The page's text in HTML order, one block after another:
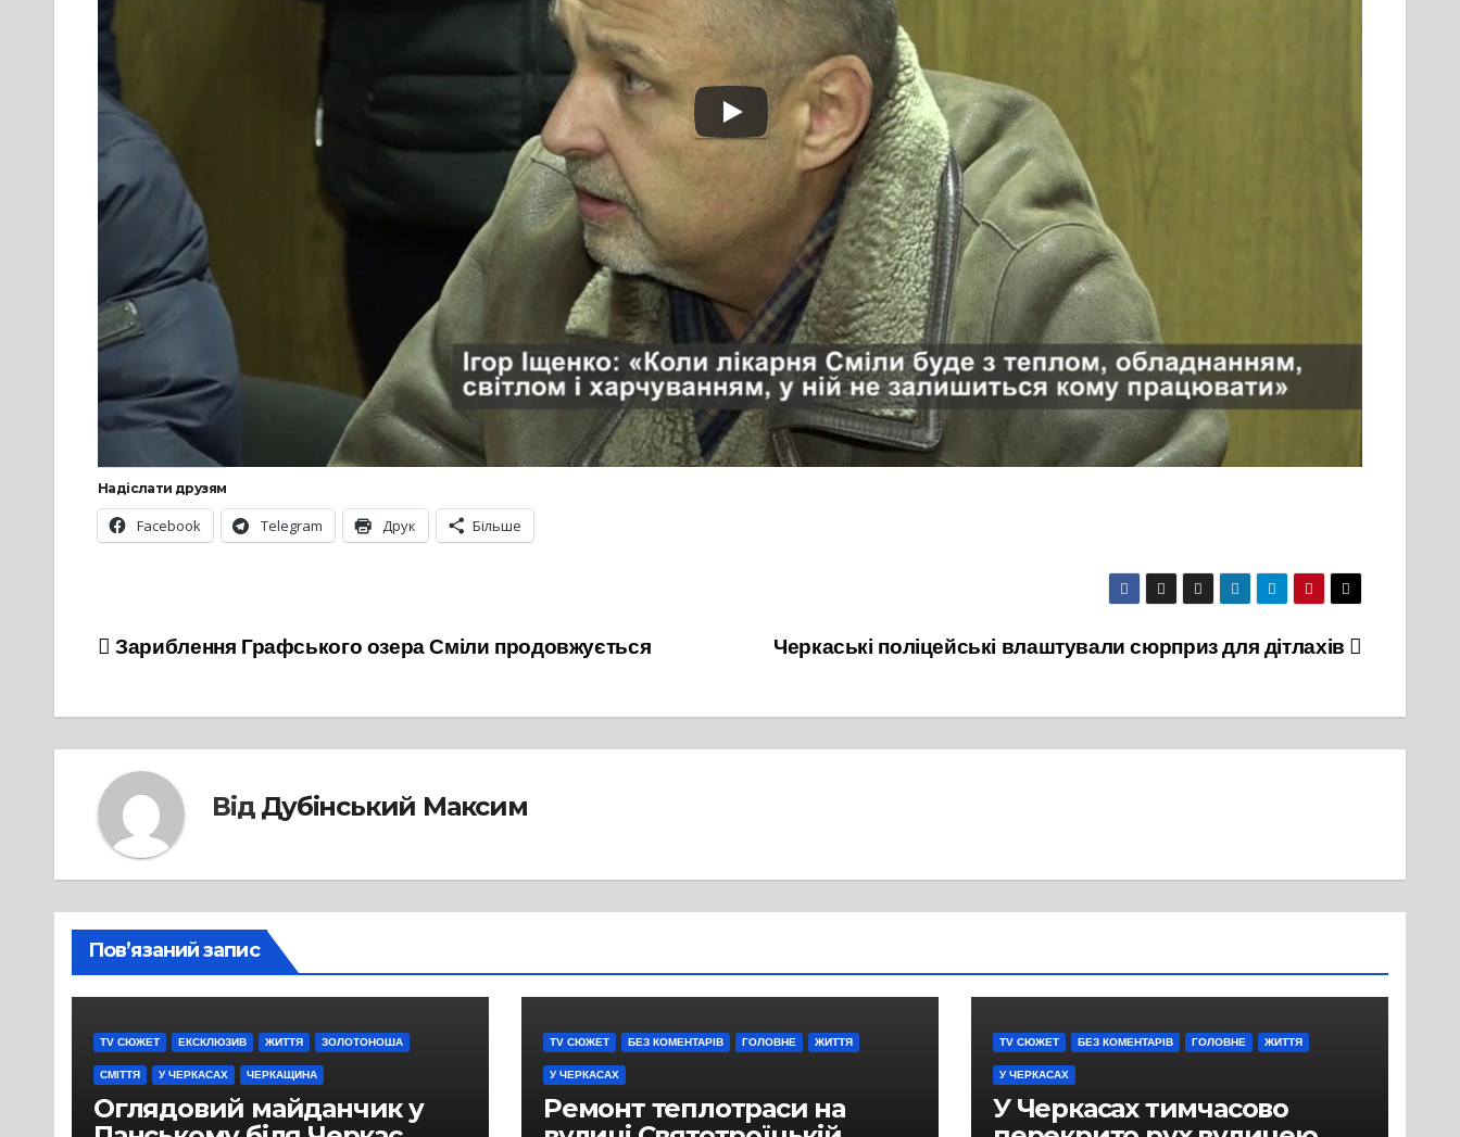
Надіслати друзям
Facebook Telegram Друк Більше
Навігація
Черкаські поліцейські влаштували сюрприз для дітлахів
Зариблення Графського озера Сміли продовжується
Від Дубінський Максим
Пов’язаний запис
TV СЮЖЕТ ЕКСКЛЮЗИВ ЖИТТЯ ЗОЛОТОНОША
СМІТТЯ У ЧЕРКАСАХ ЧЕРКАЩИНА
Оглядовий майданчик у
TV СЮЖЕТ БЕЗ КОМЕНТАРІВ ГОЛОВНЕ ЖИТТЯ
У ЧЕРКАСАХ
Ремонт теплотраси на
TV СЮЖЕТ БЕЗ КОМЕНТАРІВ ГОЛОВНЕ ЖИТТЯ
У ЧЕРКАСАХ
У Черкасах тимчасово